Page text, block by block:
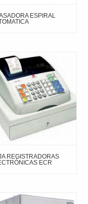
ESPIRAL
REGISTRADORAS
ECR